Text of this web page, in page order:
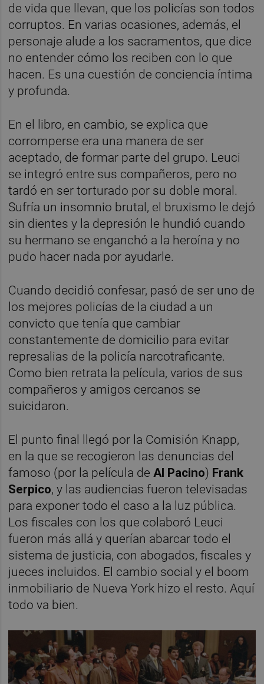
de vida que llevan, que los policías son todos
corruptos. En varias ocasiones, además, el
personaje alude a los sacramentos, que dice
no entender cómo los reciben con lo que
hacen. Es una cuestión de conciencia íntima
y profunda.
En el libro, en cambio, se explica que
corromperse era una manera de ser
aceptado, de formar parte del grupo. Leuci
se integró entre sus compañeros, pero no
tardó en ser torturado por su doble moral.
Sufría un insomnio brutal, el bruxismo le dejó
sin dientes y la depresión le hundió cuando
su hermano se enganchó a la heroína y no
pudo hacer nada por ayudarle.
Cuando decidió confesar, pasó de ser uno de
los mejores policías de la ciudad a un
convicto que tenía que cambiar
constantemente de domicilio para evitar
represalias de la policía narcotraficante.
Como bien retrata la película, varios de sus
compañeros y amigos cercanos se
suicidaron.
El punto final llegó por la Comisión Knapp,
en la que se recogieron las denuncias del
famoso (por la película deAl Pacino) Frank
Serpico, y las audiencias fueron televisadas
para exponer todo el caso a la luz pública.
Los fiscales con los que colaboró Leuci
fueron más allá y querían abarcar todo el
sistema de justicia, con abogados, fiscales y
jueces incluidos. El cambio social y el boom
inmobiliario de Nueva York hizo el resto. Aquí
todo va bien.